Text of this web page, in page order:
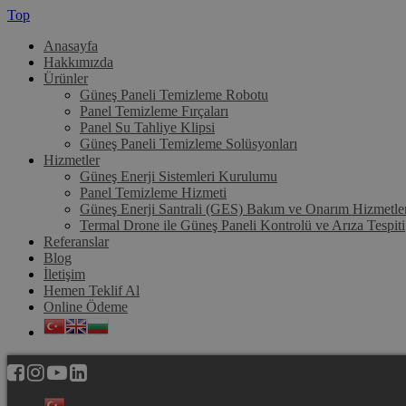
Top
Anasayfa
Hakkımızda
Ürünler
Güneş Paneli Temizleme Robotu
Panel Temizleme Fırçaları
Panel Su Tahliye Klipsi
Güneş Paneli Temizleme Solüsyonları
Hizmetler
Güneş Enerji Sistemleri Kurulumu
Panel Temizleme Hizmeti
Güneş Enerji Santrali (GES) Bakım ve Onarım
Termal Drone ile Güneş Paneli Kontrolü ve Arıza Tespiti
Referanslar
Blog
İletişim
Hemen Teklif Al
Online Ödeme